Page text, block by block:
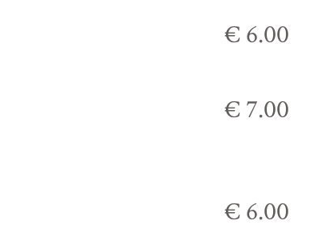
€ 6.00
€ 7.00
€ 6.00